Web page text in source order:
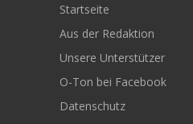
Startseite
Aus der Redaktion
Unsere Unterstützer
O-Ton bei Facebook
Datenschutz